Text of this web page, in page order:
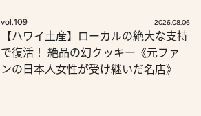
vol.109 2026.08.06
【ハワイ土産】ローカルの絶大な支持
で復活！ 絶品の幻クッキー《元ファ
ンの日本人女性が受け継いだ名店》